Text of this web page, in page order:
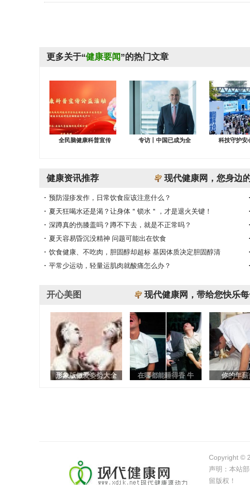
更多关于“健康要闻 ”的热门文章
全民脑健康科普宣传 专访丨中国已成为全 科技守护安
健康资讯推荐 现代健康网，您身边
预防湿疹发作，日常饮食应该注意什么？
夏天狂喝水还是渴？让身体＂锁水＂，才是退火关键！
深蹲真的伤膝盖吗？蹲不下去，就是不正常吗？
夏天容易昏沉没精神 问题可能出在饮食
饮食健康、不吃肉，胆固醇却超标 基因体质决定胆固醇清
平常少运动，轻量运肌肉就酸痛怎么办？
开心美图 现代健康网，带给您快乐每
形象版做爱姿势大全 在哪都能睡得香 牛 你的年
Copyright ©
声明：本站
留版权！